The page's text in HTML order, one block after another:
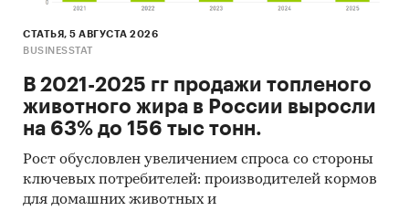
СТАТЬЯ, 5 АВГУСТА 2026
BUSINESSTAT
В 2021-2025 гг продажи топленого
животного жира в России выросли
на 63% до 156 тыс тонн.
Рост обусловлен увеличением спроса со стороны
ключевых потребителей: производителей кормов
для домашних животных и